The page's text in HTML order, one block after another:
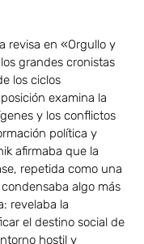
revisa en «Orgullo y
grandes cronistas
los ciclos
examina la
y los conflictos
política y
afirmaba que la
repetida como una
algo más
revelaba la
el destino social de
hostil y